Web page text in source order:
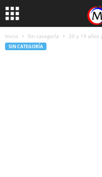
Inicio Sin categoría 20 y 19 años
SIN CATEGORÍA